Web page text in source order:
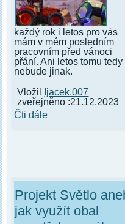
každý rok i letos pro vás
mám v mém posledním
pracovním před vánoci
přání. Ani letos tomu tedy
nebude jinak.
Vložil
Ijacek.007
zveřejněno :21.12.2023
Čti dále
Projekt Světlo
jak využít obal